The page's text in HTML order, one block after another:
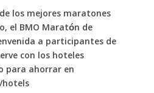
los mejores maratones
el BMO Maratón de
a participantes de
con los hoteles
para ahorrar en